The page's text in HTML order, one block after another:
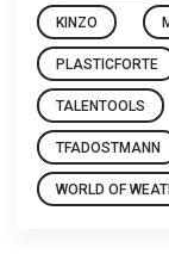
KINZO
PLASTICFORTE
TALENTOOLS
TFADOSTMANN
WORLD OF